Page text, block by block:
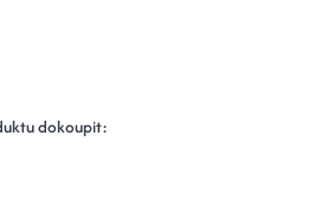
dokoupit: